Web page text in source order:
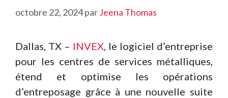
octobre 22, 2024parJeena Thomas
Dallas, TX – INVEX, le logiciel d’entreprise
pour les centres de services métalliques,
étend et optimise les opérations
d’entreposage grâce à une nouvelle suite